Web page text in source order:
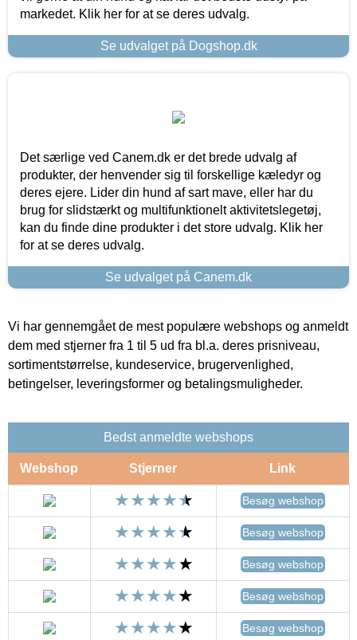
markedet. Klik her for at se deres udvalg.
Se udvalget på Dogshop.dk
Det særlige ved Canem.dk er det brede udvalg af
produkter, der henvender sig til forskellige kæledyr og
deres ejere. Lider din hund af sart mave, eller har du
brug for slidstærkt og multifunktionelt aktivitetslegetøj,
kan du finde dine produkter i det store udvalg. Klik her
for at se deres udvalg.
Se udvalget på Canem.dk
Vi har gennemgået de mest populære webshops og anmeldt
dem med stjerner fra 1 til 5 ud fra bl.a. deres prisniveau,
sortimentstørrelse, kundeservice, brugervenlighed,
betingelser, leveringsformer og betalingsmuligheder.
Bedst anmeldte webshops
Webshop Stjerner Link
Besøg webshop
Besøg webshop
Besøg webshop
Besøg webshop
Besøg webshop